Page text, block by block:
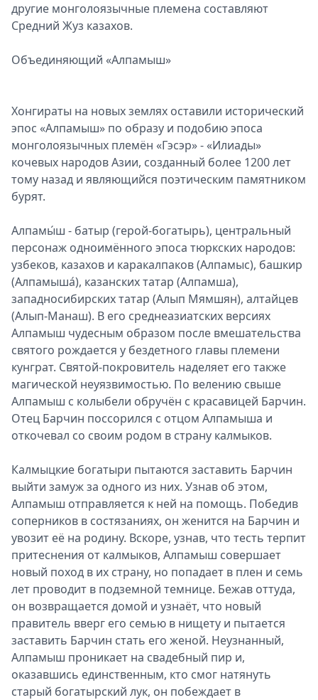
другие монголоязычные племена составляют
Средний Жуз казахов.
Объединяющий «Алпамыш»
Хонгираты на новых землях оставили исторический
эпос «Алпамыш» по образу и подобию эпоса
монголоязычных племён «Гэсэр» - «Илиады»
кочевых народов Азии, созданный более 1200 лет
тому назад и являющийся поэтическим памятником
бурят.
Алпамы́ш - батыр (герой-богатырь), центральный
персонаж одноимённого эпоса тюркских народов:
узбеков, казахов и каракалпаков (Алпамыс), башкир
(Алпамыша́), казанских татар (Алпамша),
западносибирских татар (Алып Мямшян), алтайцев
(Алып-Манаш). В его среднеазиатских версиях
Алпамыш чудесным образом после вмешательства
святого рождается у бездетного главы племени
кунграт. Святой-покровитель наделяет его также
магической неуязвимостью. По велению свыше
Алпамыш с колыбели обручён с красавицей Барчин.
Отец Барчин поссорился с отцом Алпамыша и
откочевал со своим родом в страну калмыков.
Калмыцкие богатыри пытаются заставить Барчин
выйти замуж за одного из них. Узнав об этом,
Алпамыш отправляется к ней на помощь. Победив
соперников в состязаниях, он женится на Барчин и
увозит её на родину. Вскоре, узнав, что тесть терпит
притеснения от калмыков, Алпамыш совершает
новый поход в их страну, но попадает в плен и семь
лет проводит в подземной темнице. Бежав оттуда,
он возвращается домой и узнаёт, что новый
правитель вверг его семью в нищету и пытается
заставить Барчин стать его женой. Неузнанный,
Алпамыш проникает на свадебный пир и,
оказавшись единственным, кто смог натянуть
старый богатырский лук, он побеждает в